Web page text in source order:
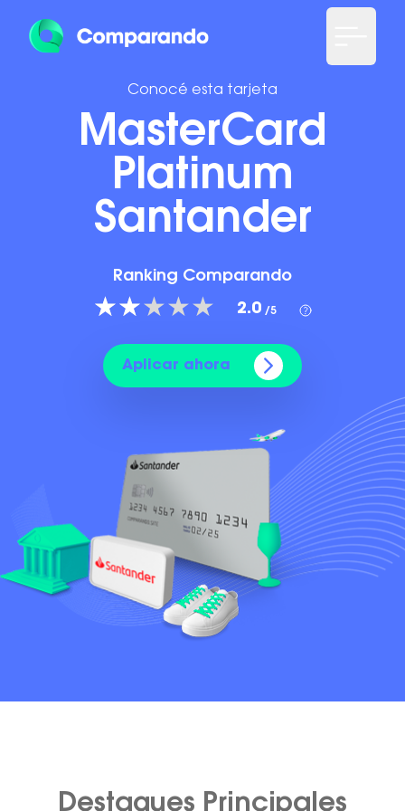
Conocé esta tarjeta
MasterCard
Platinum
Santander
Ranking Comparando
2.0 /5
Aplicar ahora
Destaques Principales